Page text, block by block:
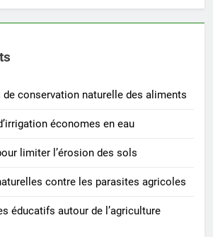
de conservation naturelle des aliments
économes en eau
limiter l’érosion des sols
contre les parasites agricoles
éducatifs autour de l’agriculture